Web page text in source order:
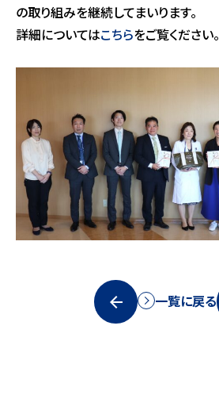
の取り組みを継続してまいります。
詳細についてはこちらをご覧ください。
一覧に戻る